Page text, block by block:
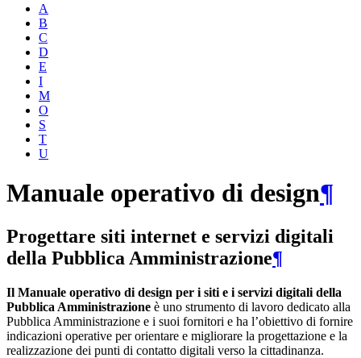
A
B
C
D
E
I
M
O
S
T
U
Manuale operativo di design¶
Progettare siti internet e servizi digitali
della Pubblica Amministrazione¶
Il Manuale operativo di design per i siti e i servizi digitali della
Pubblica Amministrazione è uno strumento di lavoro dedicato alla
Pubblica Amministrazione e i suoi fornitori e ha l’obiettivo di fornire
indicazioni operative per orientare e migliorare la progettazione e la
realizzazione dei punti di contatto digitali verso la cittadinanza.